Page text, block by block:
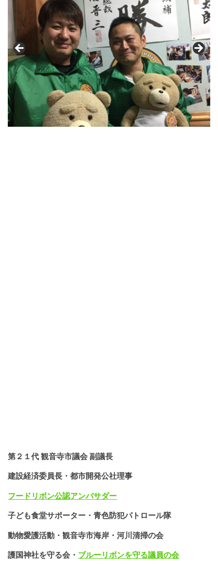
第２１代 観音寺市議会 副議長
建設経済委員長・都市開発公社理事
フードリボン公認アンバサダー
子ども食堂サポーター・青色防犯パトロール隊
動物愛護活動・観音寺市海岸・河川清掃の会
護国神社を守る会・ ブルーリボンを守る議員の会